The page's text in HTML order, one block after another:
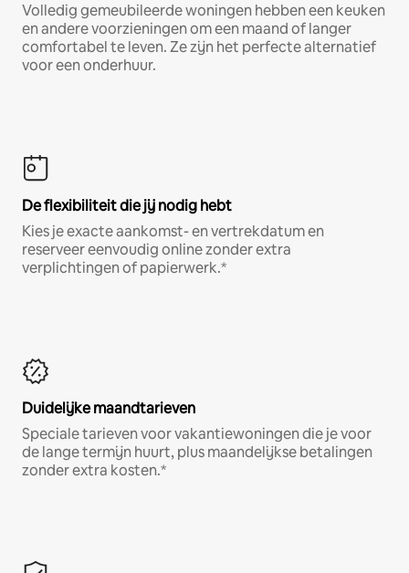
Volledig gemeubileerde woningen hebben een keuken
en andere voorzieningen om een maand of langer
comfortabel te leven. Ze zijn het perfecte alternatief
voor een onderhuur.
De flexibiliteit die jij nodig hebt
Kies je exacte aankomst- en vertrekdatum en
reserveer eenvoudig online zonder extra
verplichtingen of papierwerk.*
Duidelijke maandtarieven
Speciale tarieven voor vakantiewoningen die je voor
de lange termijn huurt, plus maandelijkse betalingen
zonder extra kosten.*